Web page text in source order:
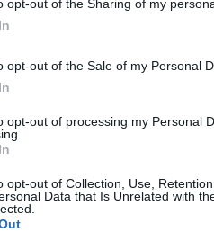
opt-out of the Sharing of my
opt-out of the Sale of my Personal
opt-out of processing my Personal
opt-out of Collection, Use,
Data that Is Unrelated with
27 marca
Żołnierze
Powstania
zaskoczyło to, ile trwały walki